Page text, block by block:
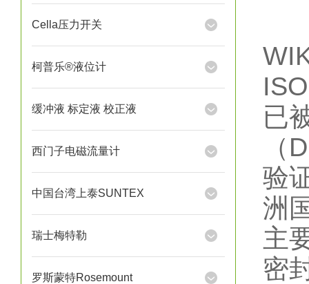
Cella压力开关
柯普乐®液位计
缓冲液 标定液 校正液
西门子电磁流量计
中国台湾上泰SUNTEX
瑞士梅特勒
罗斯蒙特Rosemount
已
（
验
洲
主
密